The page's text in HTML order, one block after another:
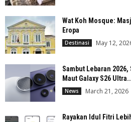
Wat Koh Mosque:
Eropa
Destinasi May 12,
Sambut Lebaran
Maut Galaxy S26
News March 21, 2026
Rayakan Idul Fitri